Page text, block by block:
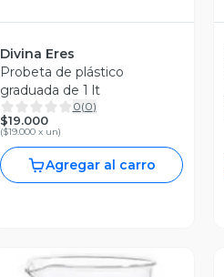
Divina Eres
Probeta de plástico
graduada de 1 lt
0(0)
$19.000
($19.000 x un)
Agregar al carro